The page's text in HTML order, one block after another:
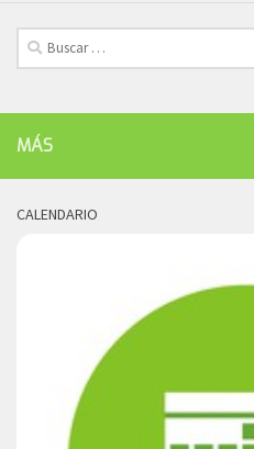
Buscar:
MÁS
CALENDARIO